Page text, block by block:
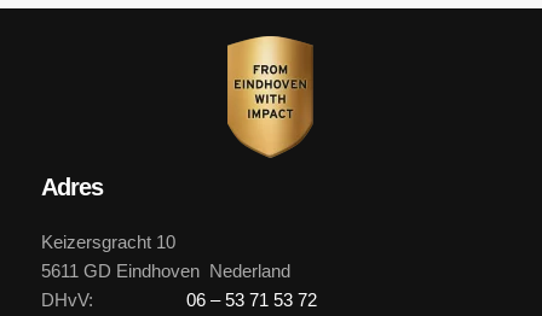
Adres
Keizersgracht 10
5611 GD Eindhoven Nederland
DHvV:
06 – 53 71 53 72